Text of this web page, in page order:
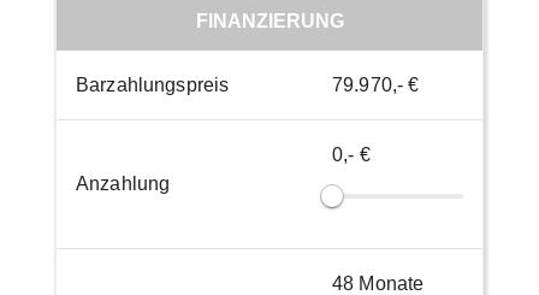
FINANZIERUNG
Barzahlungspreis 79.970,- €
Anzahlung
0,- €
48 Monate